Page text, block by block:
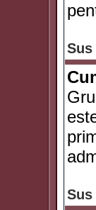
Sus
Sus